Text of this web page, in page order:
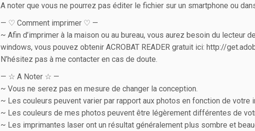
A noter que vous ne pourrez pas éditer le fichier sur un smartphone ou
— ♡ Comment imprimer ♡ —
~ Afin d’imprimer à la maison ou au bureau, vous aurez besoin du lecteur
windows, vous pouvez obtenir ACROBAT READER gratuit ici: http://
N’hésitez pas à me contacter en cas de doute.
— ☆ A Noter ☆ —
~ Vous ne serez pas en mesure de changer la conception.
~ Les couleurs peuvent varier par rapport aux photos en fonction de votre
~ Les couleurs de mes photos peuvent être légèrement différentes de
~ Les imprimantes laser ont un résultat généralement plus sombre et